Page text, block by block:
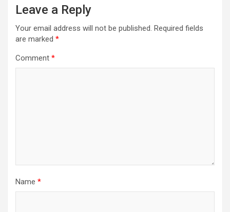
Leave a Reply
Your email address will not be published. Required fields
are marked *
Comment *
Name *